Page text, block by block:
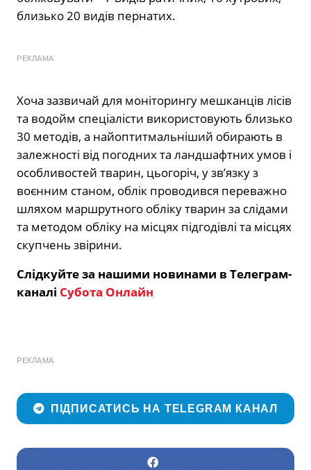
близько 20 видів пернатих.
РЕКЛАМА
Хоча зазвичай для моніторингу мешканців лісів
та водойм спеціалісти використовують близько
30 методів, а найоптитмальніший обирають в
залежності від погодних та ландшафтних умов і
особливостей тварин, цьогоріч, у зв’язку з
воєнним станом, облік проводився переважно
шляхом маршрутного обліку тварин за слідами
та методом обліку на місцях підгодівлі та місцях
скупчень звірини.
Слідкуйте за нашими новинами в Телеграм-
каналі Субота Онлайн
РЕКЛАМА
ПІДПИСАТИСЬ НА TELEGRAM КАНАЛ